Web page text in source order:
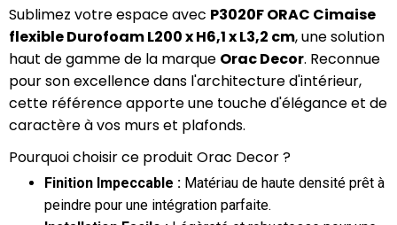
Sublimez votre espace avec P3020F ORAC Cimaise
flexible Durofoam L200 x H6,1 x L3,2 cm, une solution
haut de gamme de la marque Orac Decor. Reconnue
pour son excellence dans l'architecture d'intérieur,
cette référence apporte une touche d'élégance et de
caractère à vos murs et plafonds.
Pourquoi choisir ce produit Orac Decor ?
Finition Impeccable : Matériau de haute densité prêt à
peindre pour une intégration parfaite.